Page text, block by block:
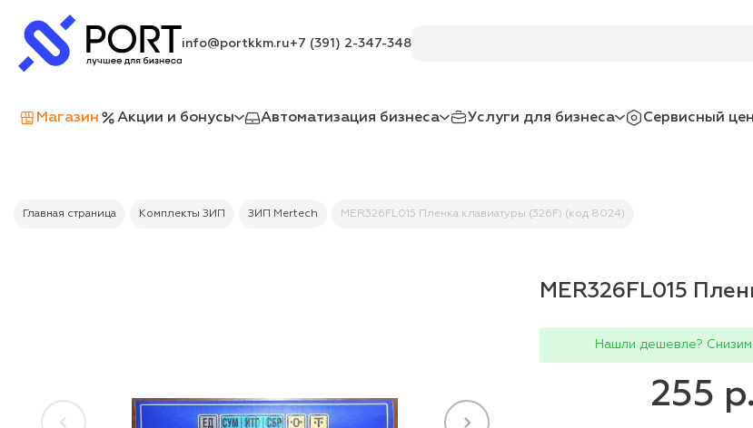
info@portkkm.ru+7 (391) 2-347-348
Магазин Акции и бонусы Автоматизация бизнеса Услуги для бизнеса Сервисный
Главная страница Комплекты ЗИП ЗИП Mertech MER326FL015 Пленка клавиатуры (326F) (код 8024)
MER326FL015
Нашли дешевле? Снизим
255 р.